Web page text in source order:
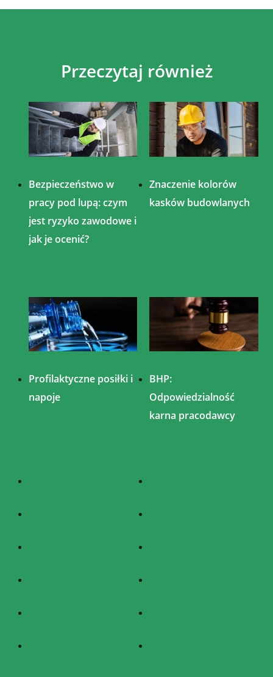
Przeczytaj również
Bezpieczeństwo w
pracy pod lupą: czym
jest ryzyko zawodowe i
jak je ocenić?
Znaczenie kolorów
kasków budowlanych
Profilaktyczne posiłki i
napoje
BHP:
Odpowiedzialność
karna pracodawcy